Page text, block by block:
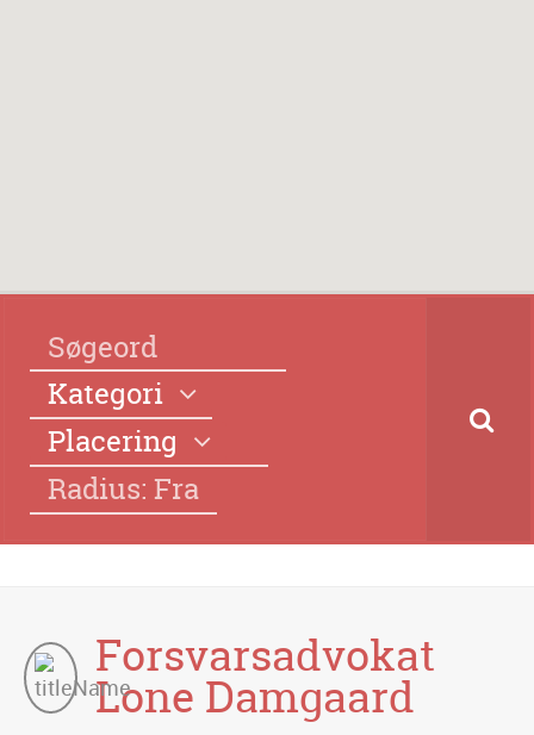
Kategori
Placering
Radius: Fra
Forsvarsadvokat
Lone Damgaard